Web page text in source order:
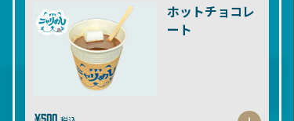
ホットチョコレ
ート
¥500